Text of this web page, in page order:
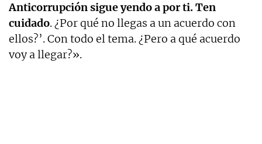
Anticorrupción sigue yendo a por ti. Ten
cuidado. ¿Por qué no llegas a un acuerdo con
ellos?’. Con todo el tema. ¿Pero a qué acuerdo
voy a llegar?».